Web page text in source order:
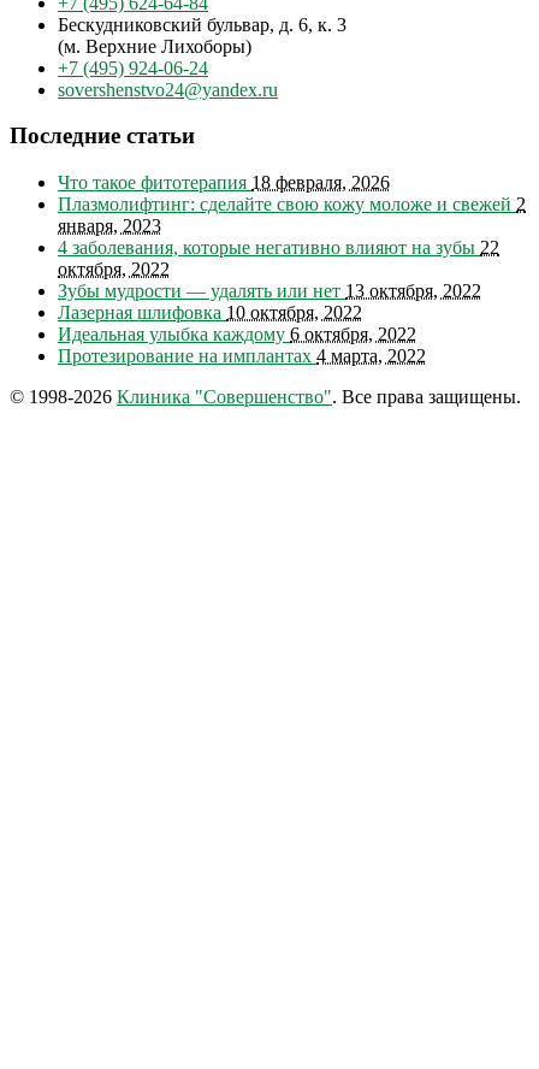
Бескудниковский бульвар, д. 6, к. 3
(м. Верхние Лихоборы)
+7 (495) 924-06-24
sovershenstvo24@yandex.ru
Последние статьи
Что такое фитотерапия 18 февраля, 2026
Плазмолифтинг: сделайте свою кожу моложе и свежей 2
января, 2023
4 заболевания, которые негативно влияют на зубы 22
октября, 2022
Зубы мудрости — удалять или нет 13 октября, 2022
Лазерная шлифовка 10 октября, 2022
Идеальная улыбка каждому 6 октября, 2022
Протезирование на имплантах 4 марта, 2022
© 1998-2026 Клиника "Совершенство". Все права защищены.